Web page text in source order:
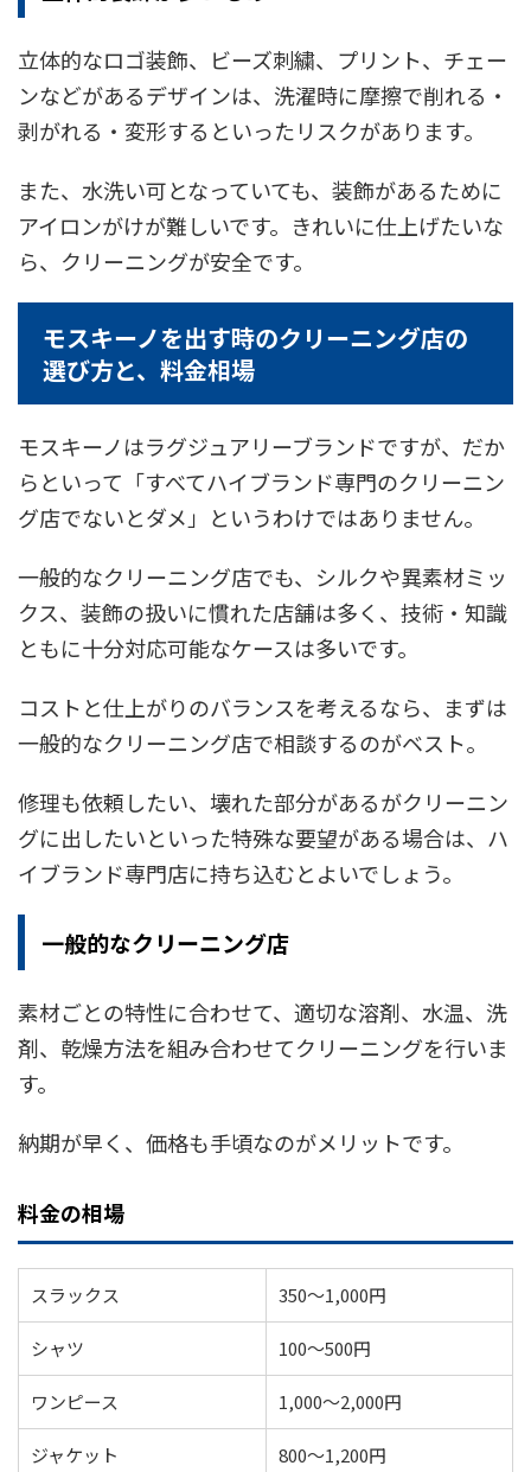
立体的なロゴ装飾、ビーズ刺繍、プリント、チェー
ンなどがあるデザインは、洗濯時に摩擦で削れる・
剥がれる・変形するといったリスクがあります。
また、水洗い可となっていても、装飾があるために
アイロンがけが難しいです。きれいに仕上げたいな
ら、クリーニングが安全です。
モスキーノを出す時のクリーニング店の
選び方と、料金相場
モスキーノはラグジュアリーブランドですが、だか
らといって「すべてハイブランド専門のクリーニン
グ店でないとダメ」というわけではありません。
一般的なクリーニング店でも、シルクや異素材ミッ
クス、装飾の扱いに慣れた店舗は多く、技術・知識
ともに十分対応可能なケースは多いです。
コストと仕上がりのバランスを考えるなら、まずは
一般的なクリーニング店で相談するのがベスト。
修理も依頼したい、壊れた部分があるがクリーニン
グに出したいといった特殊な要望がある場合は、ハ
イブランド専門店に持ち込むとよいでしょう。
一般的なクリーニング店
素材ごとの特性に合わせて、適切な溶剤、水温、洗
剤、乾燥方法を組み合わせてクリーニングを行いま
す。
納期が早く、価格も手頃なのがメリットです。
料金の相場
スラックス 350〜1,000円
シャツ 100〜500円
ワンピース 1,000〜2,000円
ジャケット 800〜1,200円